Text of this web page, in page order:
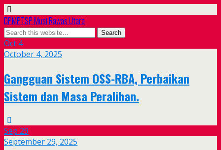
DPMPTSP Musi Rawas Utara
Oct 4
October 4, 2025
Gangguan Sistem OSS-RBA, Perbaikan
Sistem dan Masa Peralihan.
Sep 29
September 29, 2025